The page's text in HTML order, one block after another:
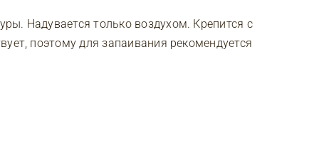
Надувается только воздухом. Крепится с
поэтому для запаивания рекомендуется